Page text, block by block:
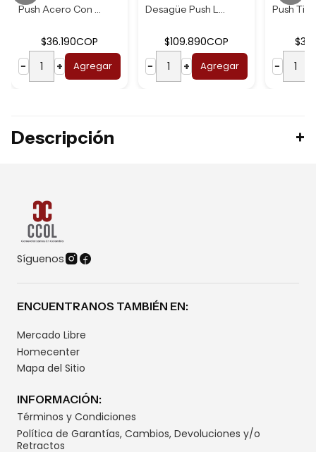
Push Acero Con Si...
$36.190COP
−
+ Agregar
Desagüe Push Lava...
$109.890COP
−
+ Agregar
−
Descripción
Síguenos
ENCUENTRANOS TAMBIÉN EN:
Mercado Libre
Homecenter
Mapa del Sitio
INFORMACIÓN:
Términos y Condiciones
Política de Garantías, Cambios, Devoluciones y/o
Retractos